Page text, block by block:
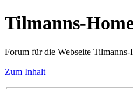
Tilmanns-
Forum für die Webseite
Zum Inhalt